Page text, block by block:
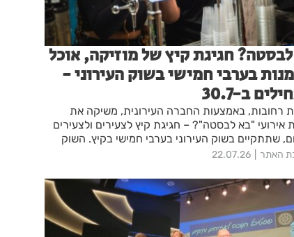
חגיגת קיץ של מוזיקה, אוכל
בערבי חמישי בשוק העירוני -
ב-30.7
רחובות, באמצעות החברה העירונית, משיקה את
אירועי "בא לבסטה"? – חגיגת קיץ לצעירים ולצעירים
שתתקיים בשוק העירוני בערבי חמישי בקיץ. השוק
למתחם בילוי תוסס, שבו ייהנו המבקרים ממוזיקה עם
אוכל של חנויות השוק שיישארו פתוחות ויציעו
בילוי קיצית בלב העיר.
האתר 22.07.26